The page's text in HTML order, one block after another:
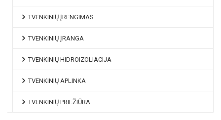
TVENKINIŲ ĮRENGIMAS
TVENKINIŲ ĮRANGA
TVENKINIŲ HIDROIZOLIACIJA
TVENKINIŲ APLINKA
TVENKINIŲ PRIEŽIŪRA